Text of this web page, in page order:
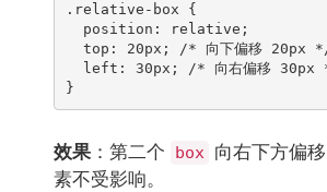
.relative-box {
}
效果 ：第二个 box 向右下方偏
素不受影响。